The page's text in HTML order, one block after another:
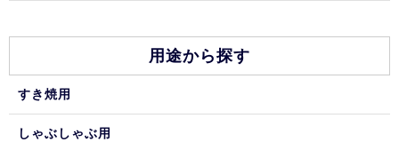
用途から探す
すき焼用
しゃぶしゃぶ用